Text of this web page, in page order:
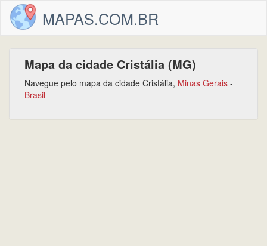
MAPAS.COM.BR
Mapa da cidade Cristália (MG)
Navegue pelo mapa da cidade Cristália, Minas Gerais -
Brasil